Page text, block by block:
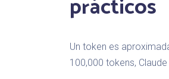
prácticos
Un token es
100,000 tokens,